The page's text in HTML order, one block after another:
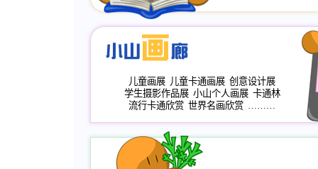
儿童画展 儿童卡通画展 创意设计展
学生摄影作品展 小山个人画展 卡通林
流行卡通欣赏 世界名画欣赏 ………